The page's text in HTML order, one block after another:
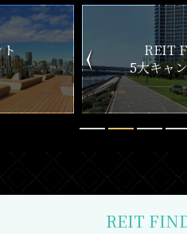
ン
リアル
更新一覧
REIT